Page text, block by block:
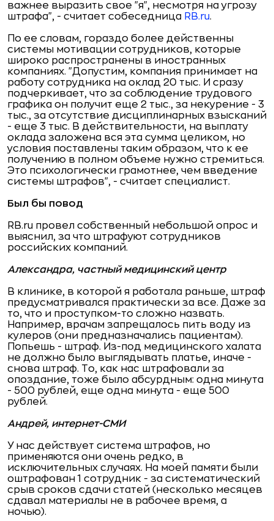
важнее выразить свое "я", несмотря на угрозу
штрафа", - считает собеседница RB.ru.
По ее словам, гораздо более действенны
системы мотивации сотрудников, которые
широко распространены в иностранных
компаниях. "Допустим, компания принимает на
работу сотрудника на оклад 20 тыс. И сразу
подчеркивает, что за соблюдение трудового
графика он получит еще 2 тыс., за некурение - 3
тыс., за отсутствие дисциплинарных взысканий
- еще 3 тыс. В действительности, на выплату
оклада заложена вся эта сумма целиком, но
условия поставлены таким образом, что к ее
получению в полном объеме нужно стремиться.
Это психологически грамотнее, чем введение
системы штрафов", - считает специалист.
Был бы повод
RB.ru провел собственный небольшой опрос и
выяснил, за что штрафуют сотрудников
российских компаний.
Александра, частный медицинский центр
В клинике, в которой я работала раньше, штраф
предусматривался практически за все. Даже за
то, что и проступком-то сложно назвать.
Например, врачам запрещалось пить воду из
кулеров (они предназначались пациентам).
Попьешь - штраф. Из-под медицинского халата
не должно было выглядывать платье, иначе -
снова штраф. То, как нас штрафовали за
опоздание, тоже было абсурдным: одна минута
- 500 рублей, еще одна минута - еще 500
рублей.
Андрей, интернет-СМИ
У нас действует система штрафов, но
применяются они очень редко, в
исключительных случаях. На моей памяти были
оштрафован 1 сотрудник - за систематический
срыв сроков сдачи статей (несколько месяцев
сдавал материалы не в рабочее время, а
ночью).